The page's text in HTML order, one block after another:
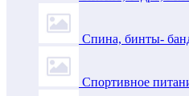
Спина, бинты-
Спортивное